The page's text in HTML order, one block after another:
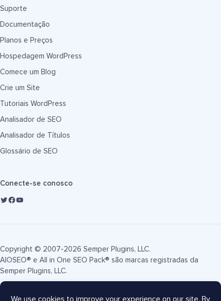
Suporte
Documentação
Planos e Preços
Hospedagem WordPress
Comece um Blog
Crie um Site
Tutoriais WordPress
Analisador de SEO
Analisador de Títulos
Glossário de SEO
Conecte-se conosco
Copyright © 2007-2026 Semper Plugins, LLC.
AIOSEO® e All in One SEO Pack® são marcas registradas da
Semper Plugins, LLC.
Termos de Serviço Política de Privacidade Divulgação FTC